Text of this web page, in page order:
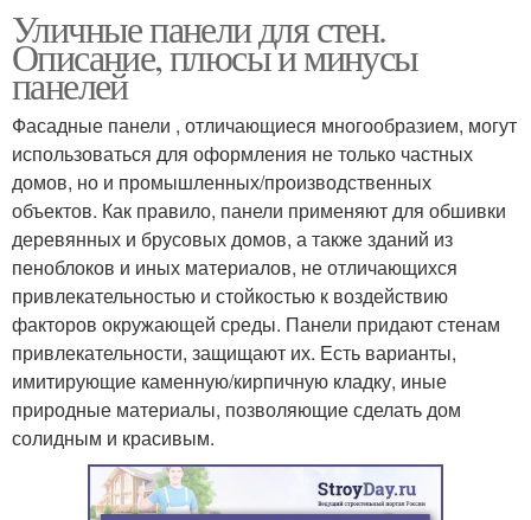
Уличные панели для стен.
Описание, плюсы и минусы
панелей
Фасадные панели , отличающиеся многообразием, могут
использоваться для оформления не только частных
домов, но и промышленных/производственных
объектов. Как правило, панели применяют для обшивки
деревянных и брусовых домов, а также зданий из
пеноблоков и иных материалов, не отличающихся
привлекательностью и стойкостью к воздействию
факторов окружающей среды. Панели придают стенам
привлекательности, защищают их. Есть варианты,
имитирующие каменную/кирпичную кладку, иные
природные материалы, позволяющие сделать дом
солидным и красивым.